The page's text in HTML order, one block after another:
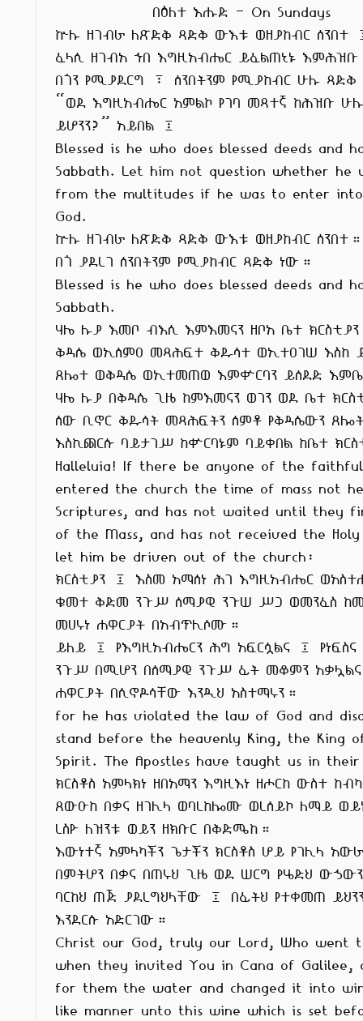
ኵሉ ዘገብራ ለጽድቅ ጻድቅ ውእቱ ወዘያከብር ሰንበተ
ፈላሲ ዘገብአ ኀበ እግዚአብሔር ይፈልጠኒኑ እምሕዝቡ
በጎን የሚያደርግ ፣ ሰንበትንም የሚያከብር ሁሉ
“ወደ እግዚአብሔር አምልኮ የገባ መጻተኛ ከሕዝቡ ሁሉ
ይሆንን?” አይበል ፤
Blessed is he who does blessed deeds and
Sabbath. Let him not question whether he
from the multitudes if he was to enter
God.
ኵሉ ዘገብራ ለጽድቅ ጻድቅ ውእቱ ወዘያከብር
በጎ ያደረገ ሰንበትንም የሚያከብር ጻድቅ ነው።
Blessed is he who does blessed deeds and
Sabbath.
ሃሌ ሉያ እመቦ ብእሲ እምእመናን ዘቦአ ቤተ
ቅዳሴ ወኢሰምዐ መጻሕፍተ ቅዱሳተ ወኢተዐገሠ
ጸሎተ ወቅዳሴ ወኢተመጠወ እምቍርባን ይሰደድ
ሃሌ ሉያ በቅዳሴ ጊዜ ከምእመናን ወገን ወደ ቤተ
ሰው ቢኖር ቅዱሳት መጻሕፍትን ሰምቶ የቅዳሴውን
እስኪጨርሱ ባይታገሥ ከቍርባኑም ባይቀበል ከቤተ
Halleluia! If there be anyone of the
entered the church the time of mass not
Scriptures, and has not waited until they
of the Mass, and has not received the Holy
let him be driven out of the church:
ክርስቲያን ፤ እስመ አማሰነ ሕገ እግዚአብሔር
ቁመተ ቅድመ ንጉሥ ሰማያዊ ንጉሠ ሥጋ ወመንፈስ
መሀሩነ ሐዋርያት በአብጥሊሶሙ።
ይለይ ፤ የእግዚአብሔርን ሕግ አፍርሷልና ፤ የነፍስና
ንጉሥ በሚሆን በሰማያዊ ንጉሥ ፊት መቆምን
ሐዋርያት በሲኖዶሳቸው እንዲህ አስተማሩን።
for he has violated the law of God and
stand before the heavenly King, the King
Spirit. The Apostles have taught us in their
ክርስቶስ አምላክነ ዘበአማን እግዚእነ ዘሖርከ ውስተ
ጸውዑከ በቃና ዘገሊላ ወባረከሎሙ ወረሰይኮ ለማይ
ረስዮ ለዝንቱ ወይን ዘክቡር በቅድሜከ።
እውነተኛ አምላካችን ጌታችን ክርስቶስ ሆይ የገሊላ
በምትሆን በቃና በጠሩህ ጊዜ ወደ ሠርግ የሄድህ
ባርከህ ጠጅ ያደረግህላቸው ፤ በፊትህ የተቀመጠ
እንደርሱ አድርገው።
Christ our God, truly our Lord, Who went
when they invited You in Cana of Galilee,
for them the water and changed it into
like manner unto this wine which is set